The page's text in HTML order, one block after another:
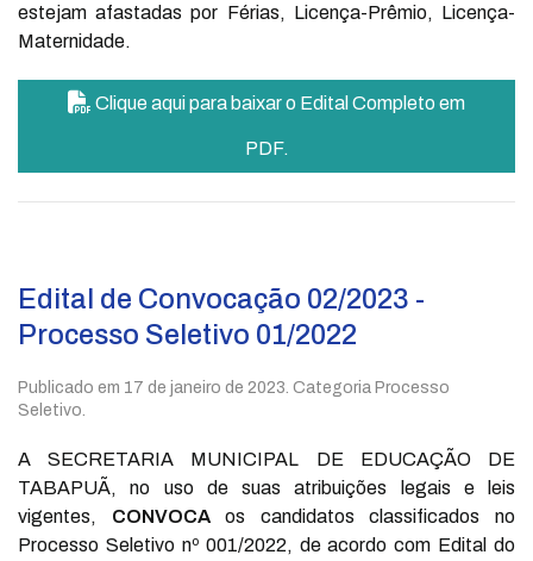
estejam afastadas por Férias, Licença-Prêmio, Licença-
Maternidade.
Clique aqui para baixar o Edital Completo em
PDF.
Edital de Convocação 02/2023 -
Processo Seletivo 01/2022
Publicado em 17 de janeiro de 2023 . Categoria Processo
Seletivo.
A SECRETARIA MUNICIPAL DE EDUCAÇÃO DE
TABAPUÃ, no uso de suas atribuições legais e leis
vigentes, CONVOCAos candidatos classificados no
Processo Seletivo nº 001/2022, de acordo com Edital do